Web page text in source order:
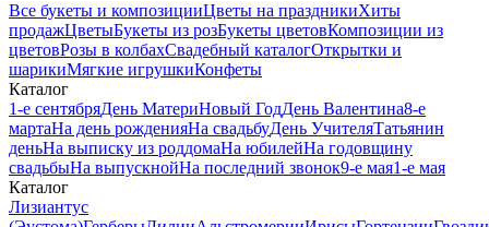
Все букеты и композицииЦветы на праздникиХиты
продажЦветыБукеты из розБукеты цветовКомпозиции из
цветовРозы в колбахСвадебный каталогОткрытки и
шарикиМягкие игрушкиКонфеты
Каталог
1-е сентябряДень МатериНовый ГодДень Валентина8-е
мартаНа день рожденияНа свадьбуДень УчителяТатьянин
деньНа выписку из роддомаНа юбилейНа годовщину
свадьбыНа выпускнойНа последний звонок9-е мая1-е мая
Каталог
Лизиантус